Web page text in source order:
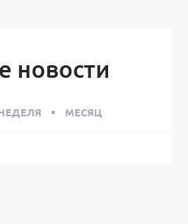
новости
МЕСЯЦ